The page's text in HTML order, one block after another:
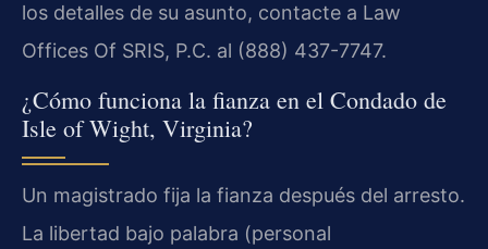
los detalles de su asunto, contacte a Law
Offices Of SRIS, P.C. al (888) 437-7747.
¿Cómo funciona la fianza en el Condado de
Isle of Wight, Virginia?
Un magistrado fija la fianza después del arresto.
La libertad bajo palabra (personal